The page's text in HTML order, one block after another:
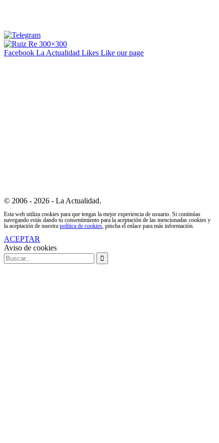
Facebook La Actualidad Likes Like our page
© 2006 - 2026 - La Actualidad.
Esta web utiliza cookies para que tengas la mejor experiencia de usuario. Si continúas
navegando estás dando tu consentimiento para la aceptación de las mencionadas cookies y
la aceptación de nuestra política de cookies, pincha el enlace para más información.
ACEPTAR
Aviso de cookies